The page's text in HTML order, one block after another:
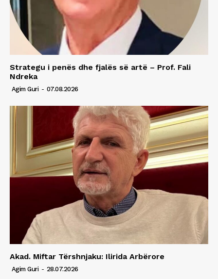
Strategu i penës dhe fjalës së artë – Prof. Fali
Ndreka
Agim Guri - 07.08.2026
Akad. Miftar Tërshnjaku: Ilirida Arbërore
Agim Guri - 28.07.2026